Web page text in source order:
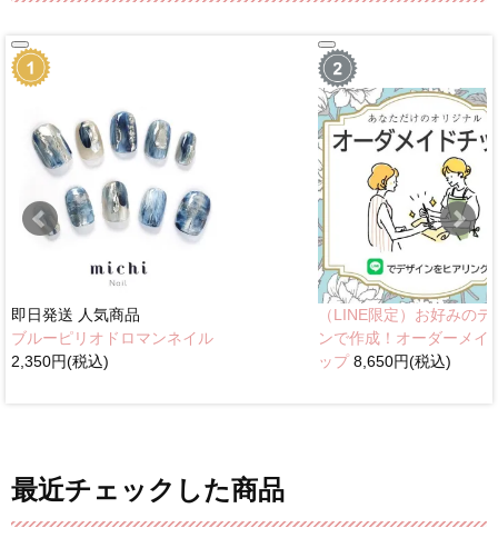
即日発送 人気商品
ブルーピリオドロマンネイル
2,350円(税込)
（LINE限定）お好みのデ
ンで作成！オーダーメイ
ップ8,650円(税込)
最近チェックした商品